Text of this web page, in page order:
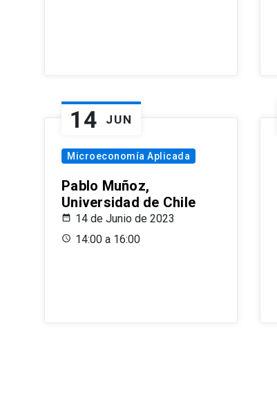
14 JUN
Microeconomía Aplicada
Pablo Muñoz,
Universidad de Chile
14 de Junio de 2023
14:00 a 16:00